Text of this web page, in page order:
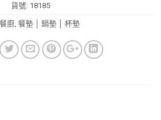
貨號: 18185
餐廚 餐墊 │ 鍋墊 │ 杯墊